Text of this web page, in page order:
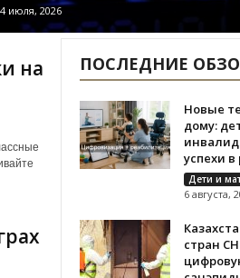
июля, 2026
на
ПОСЛЕДНИЕ
Новые
дому:
успехи в
Дети и
6 августа,
стран